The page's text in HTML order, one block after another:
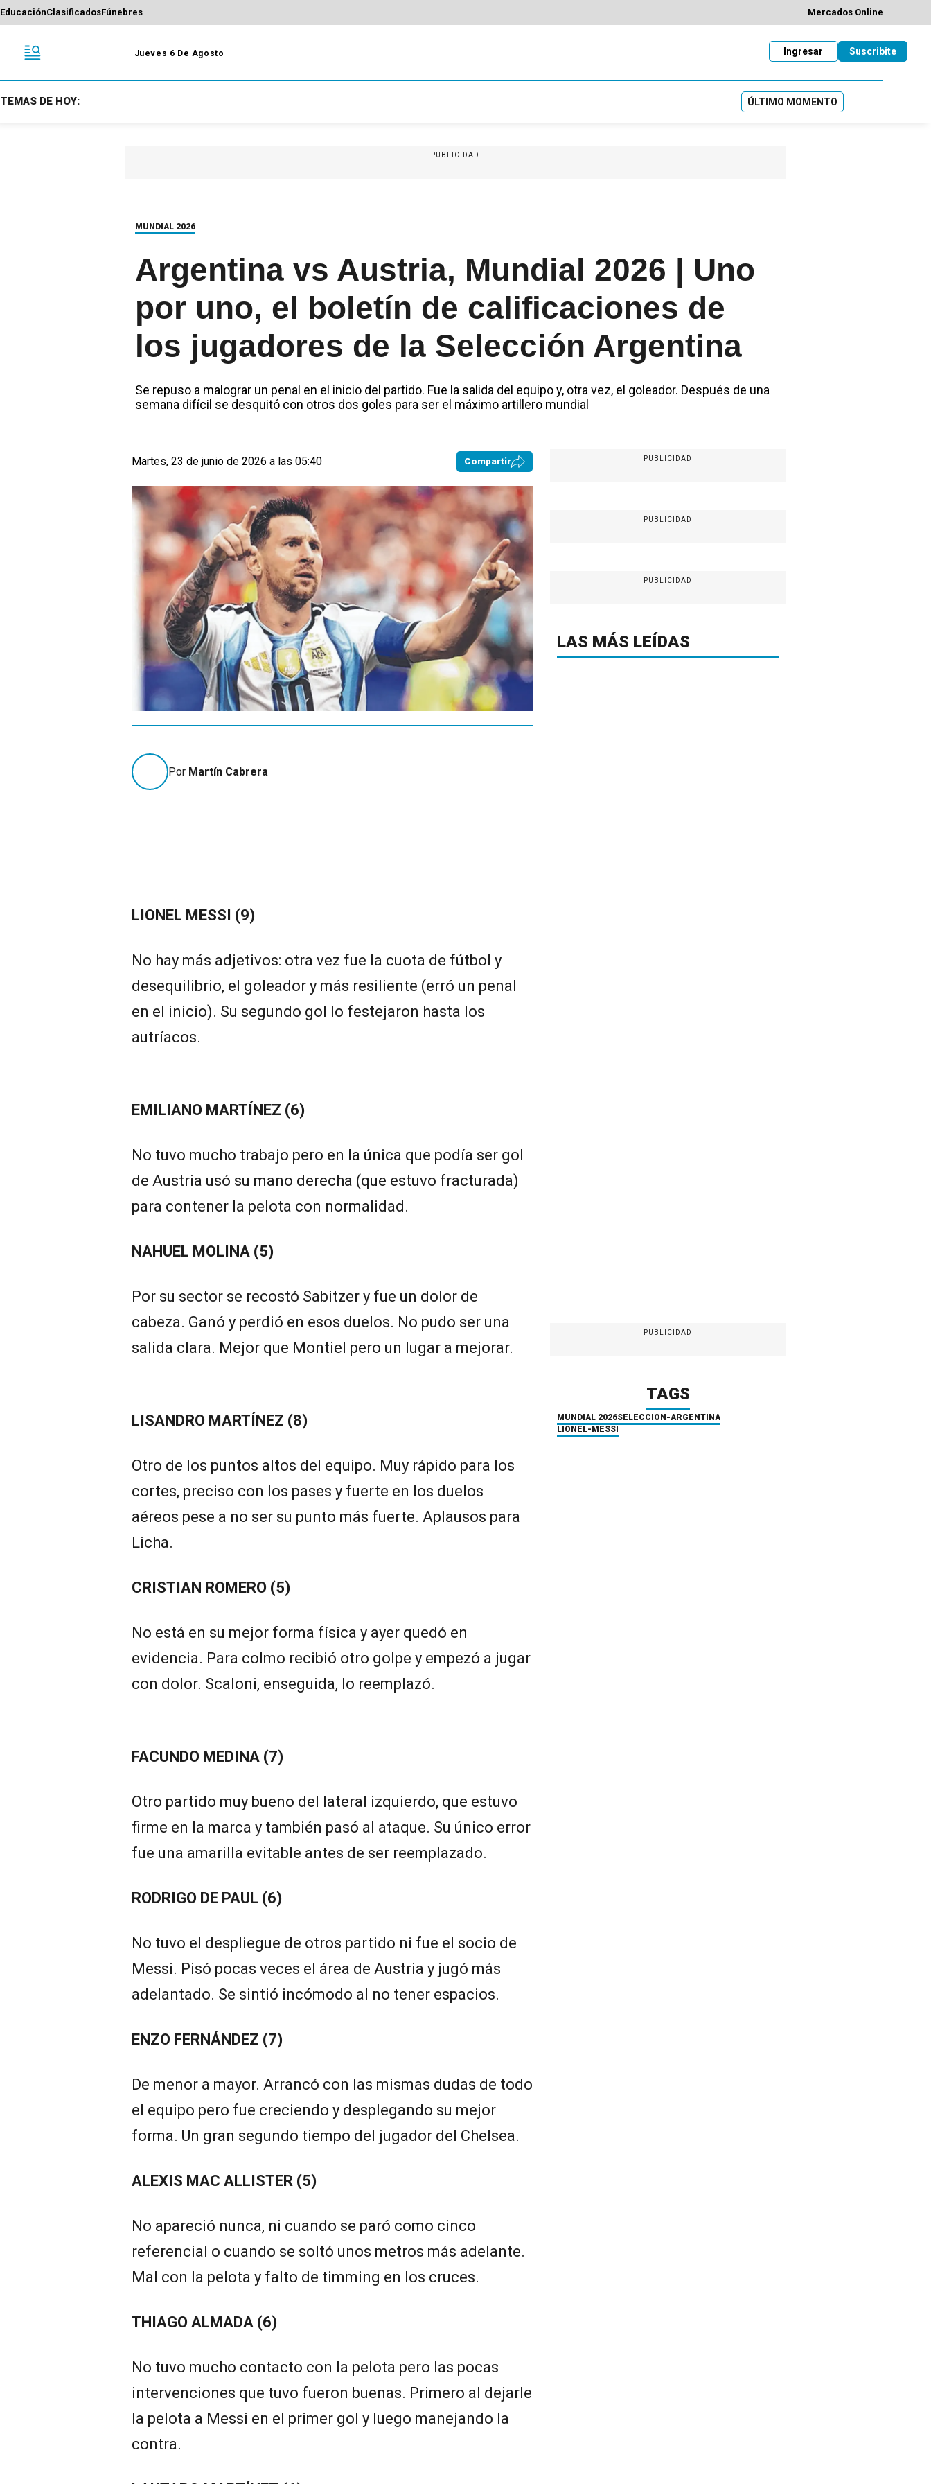
EducaciónClasificadosFúnebres Mercados Online
Jueves 6 De Agosto Suscribite
Ingresar
TEMAS DE HOY: ÚLTIMO MOMENTO
PUBLICIDAD
MUNDIAL 2026
Argentina vs Austria, Mundial 2026 | Uno
por uno, el boletín de calificaciones de
los jugadores de la Selección Argentina
Se repuso a malograr un penal en el inicio del partido. Fue la salida del equipo y, otra vez, el goleador. Después de una
semana difícil se desquitó con otros dos goles para ser el máximo artillero mundial
Martes, 23 de junio de 2026 a las 05:40 Compartir
Por Martín Cabrera
LIONEL MESSI (9)
No hay más adjetivos: otra vez fue la cuota de fútbol y
desequilibrio, el goleador y más resiliente (erró un penal
en el inicio). Su segundo gol lo festejaron hasta los
autríacos.
EMILIANO MARTÍNEZ (6)
No tuvo mucho trabajo pero en la única que podía ser gol
de Austria usó su mano derecha (que estuvo fracturada)
para contener la pelota con normalidad.
NAHUEL MOLINA (5)
Por su sector se recostó Sabitzer y fue un dolor de
cabeza. Ganó y perdió en esos duelos. No pudo ser una
salida clara. Mejor que Montiel pero un lugar a mejorar.
LISANDRO MARTÍNEZ (8)
Otro de los puntos altos del equipo. Muy rápido para los
cortes, preciso con los pases y fuerte en los duelos
aéreos pese a no ser su punto más fuerte. Aplausos para
Licha.
CRISTIAN ROMERO (5)
No está en su mejor forma física y ayer quedó en
evidencia. Para colmo recibió otro golpe y empezó a jugar
con dolor. Scaloni, enseguida, lo reemplazó.
FACUNDO MEDINA (7)
Otro partido muy bueno del lateral izquierdo, que estuvo
firme en la marca y también pasó al ataque. Su único error
fue una amarilla evitable antes de ser reemplazado.
RODRIGO DE PAUL (6)
No tuvo el despliegue de otros partido ni fue el socio de
Messi. Pisó pocas veces el área de Austria y jugó más
adelantado. Se sintió incómodo al no tener espacios.
ENZO FERNÁNDEZ (7)
De menor a mayor. Arrancó con las mismas dudas de todo
el equipo pero fue creciendo y desplegando su mejor
forma. Un gran segundo tiempo del jugador del Chelsea.
ALEXIS MAC ALLISTER (5)
No apareció nunca, ni cuando se paró como cinco
referencial o cuando se soltó unos metros más adelante.
Mal con la pelota y falto de timming en los cruces.
THIAGO ALMADA (6)
No tuvo mucho contacto con la pelota pero las pocas
intervenciones que tuvo fueron buenas. Primero al dejarle
la pelota a Messi en el primer gol y luego manejando la
contra.
PUBLICIDAD
PUBLICIDAD
PUBLICIDAD
LAS MÁS LEÍDAS
PUBLICIDAD
TAGS
MUNDIAL 2026SELECCION-ARGENTINA
LIONEL-MESSI